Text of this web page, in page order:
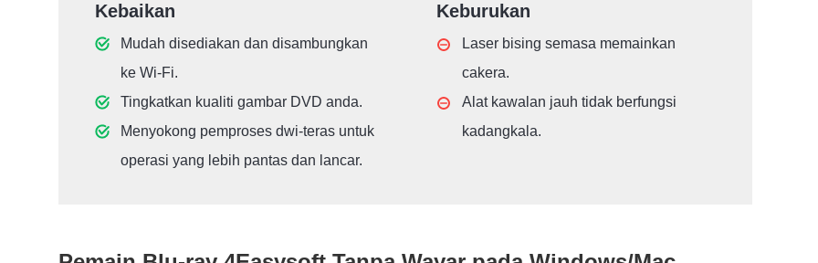
Kebaikan
Mudah disediakan dan disambungkan
ke Wi-Fi.
Tingkatkan kualiti gambar DVD anda.
Menyokong pemproses dwi-teras untuk
operasi yang lebih pantas dan lancar.
Keburukan
Laser bising semasa memainkan
cakera.
Alat kawalan jauh tidak berfungsi
kadangkala.